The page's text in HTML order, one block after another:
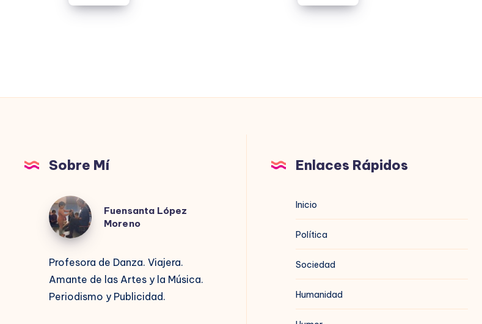
Sobre Mí
Fuensanta
López
Moreno
Fuensanta López
Moreno
Profesora de Danza. Viajera.
Amante de las Artes y la Música.
Periodismo y Publicidad.
Enlaces Rápidos
Inicio
Política
Sociedad
Humanidad